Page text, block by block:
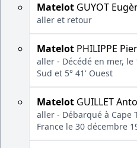
Matelot GUYOT
aller et retour
Matelot PHILIPPE
aller - Décédé en mer, le
Sud et 5° 41' Ouest
Matelot GUILLET
aller - Débarqué à Cape
France le 30 décembre